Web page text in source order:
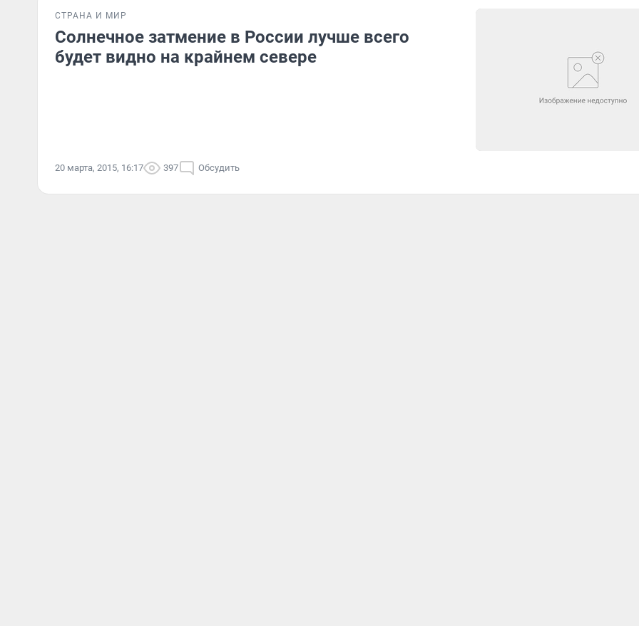
СТРАНА И МИР
Солнечное затмение в России лучше всего
будет видно на крайнем севере
20 марта, 2015, 16:17 397 Обсудить